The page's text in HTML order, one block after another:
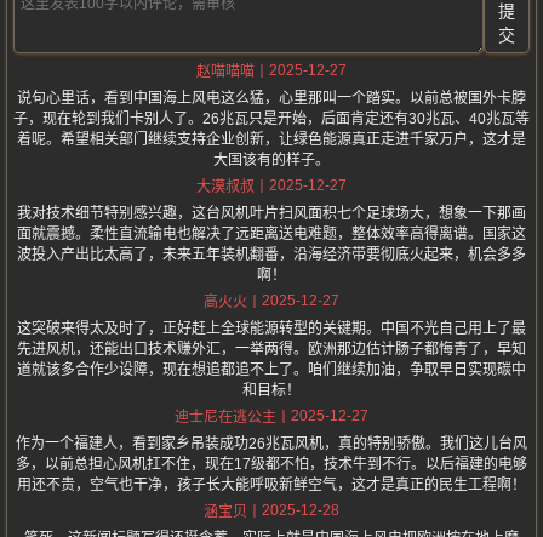
提
交
赵喵喵喵
2025-12-27
说句心里话，看到中国海上风电这么猛，心里那叫一个踏实。以前总被国外卡脖
子，现在轮到我们卡别人了。26兆瓦只是开始，后面肯定还有30兆瓦、40兆瓦等
着呢。希望相关部门继续支持企业创新，让绿色能源真正走进千家万户，这才是
大国该有的样子。
大漠叔叔
2025-12-27
我对技术细节特别感兴趣，这台风机叶片扫风面积七个足球场大，想象一下那画
面就震撼。柔性直流输电也解决了远距离送电难题，整体效率高得离谱。国家这
波投入产出比太高了，未来五年装机翻番，沿海经济带要彻底火起来，机会多多
啊！
高火火
2025-12-27
这突破来得太及时了，正好赶上全球能源转型的关键期。中国不光自己用上了最
先进风机，还能出口技术赚外汇，一举两得。欧洲那边估计肠子都悔青了，早知
道就该多合作少设障，现在想追都追不上了。咱们继续加油，争取早日实现碳中
和目标！
迪士尼在逃公主
2025-12-27
作为一个福建人，看到家乡吊装成功26兆瓦风机，真的特别骄傲。我们这儿台风
多，以前总担心风机扛不住，现在17级都不怕，技术牛到不行。以后福建的电够
用还不贵，空气也干净，孩子长大能呼吸新鲜空气，这才是真正的民生工程啊！
涵宝贝
2025-12-28